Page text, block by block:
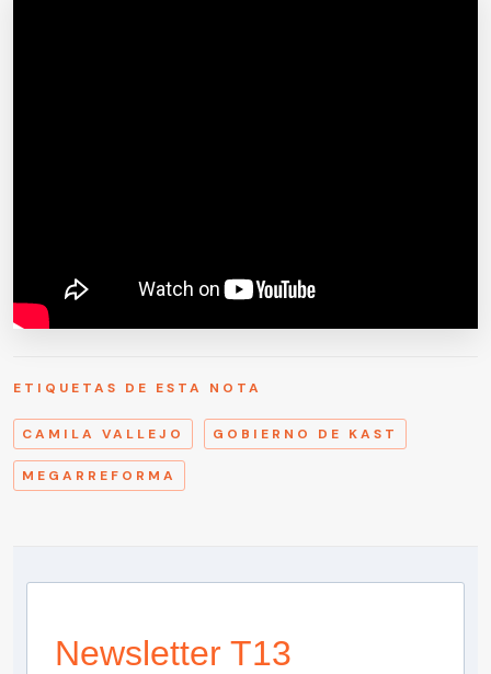
ETIQUETAS DE ESTA NOTA
CAMILA VALLEJO GOBIERNO DE KAST
MEGARREFORMA
Newsletter T13